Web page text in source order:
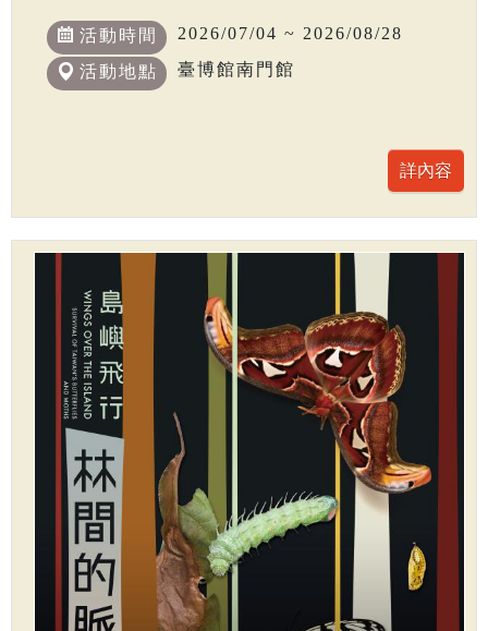
活動時間 2026/07/04 ~ 2026/08/28
活動地點 臺博館南門館